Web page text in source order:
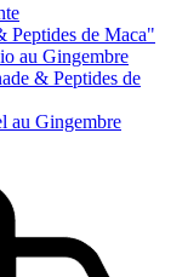
Peptides de Maca"
au Gingembre
& Peptides de
au Gingembre